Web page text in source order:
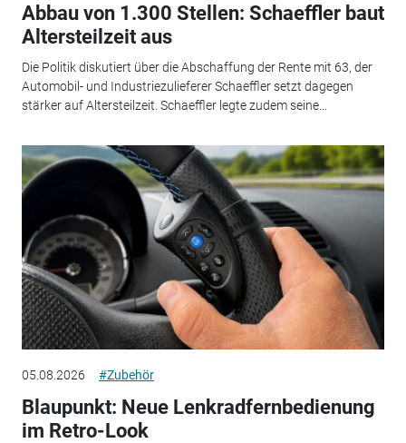
Abbau von 1.300 Stellen: Schaeffler baut
Altersteilzeit aus
Die Politik diskutiert über die Abschaffung der Rente mit 63, der
Automobil- und Industriezulieferer Schaeffler setzt dagegen
stärker auf Altersteilzeit. Schaeffler legte zudem seine...
05.08.2026 #Zubehör
Blaupunkt: Neue Lenkradfernbedienung
im Retro-Look